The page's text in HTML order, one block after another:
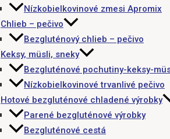
Nízkobielkovinové zmesi Apromix
Chlieb – pečivo
Bezgluténový chlieb – pečivo
Keksy, müsli, sneky
Bezgluténové pochutiny-keksy-
Nízkobielkovinové trvanlivé pečivo
Hotové bezgluténové chladené výrobky
Parené bezgluténové výrobky
Bezgluténové cestá